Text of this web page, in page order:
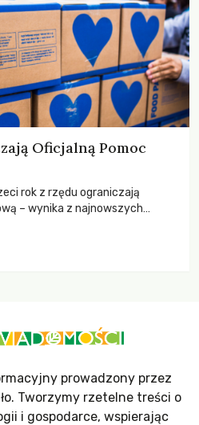
Oficjalną Pomoc
rok z rzędu ograniczają
– wynika z najnowszych
ODA w historii. Jakie będą
prowadzony przez
Tworzymy rzetelne treści o
i gospodarce, wspierając